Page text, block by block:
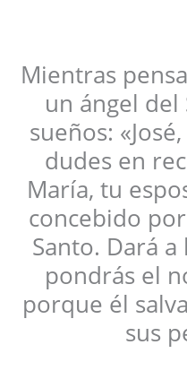
Mientras
un ángel
sueños:
dudes en
María, tu
concebido
Santo. Dará
pondrás el
porque él
sus